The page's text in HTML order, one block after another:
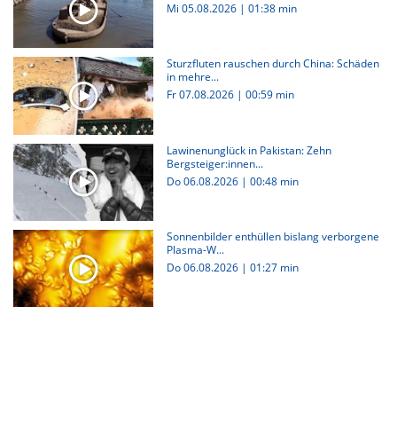
Mi 05.08.2026 | 01:38 min
Sturzfluten rauschen durch China: Schäden
in mehre...
Fr 07.08.2026 | 00:59 min
Lawinenunglück in Pakistan: Zehn
Bergsteiger:innen...
Do 06.08.2026 | 00:48 min
Sonnenbilder enthüllen bislang verborgene
Plasma-W...
Do 06.08.2026 | 01:27 min